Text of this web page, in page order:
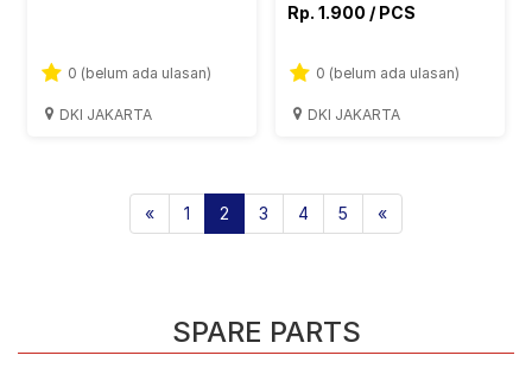
0 (belum ada ulasan)
DKI JAKARTA
Rp. 1.900 / PCS
0 (belum ada ulasan)
DKI JAKARTA
« 1 2 3 4 5 «
SPARE PARTS